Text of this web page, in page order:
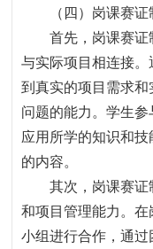
（四）岗课赛
首先，岗课赛
与实际项目相连接
到真实的项目需求
问题的能力。学生参
应用所学的知识和
的内容。
其次，岗课赛证
和项目管理能力。
小组进行合作，通